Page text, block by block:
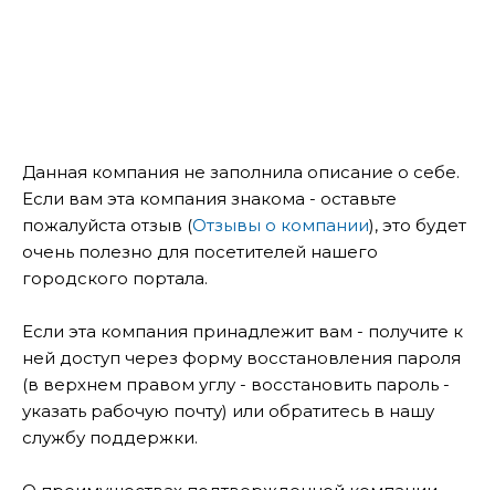
Данная компания не заполнила описание о себе.
Если вам эта компания знакома - оставьте
пожалуйста отзыв (Отзывы о компании), это будет
очень полезно для посетителей нашего
городского портала.
Если эта компания принадлежит вам - получите к
ней доступ через форму восстановления пароля
(в верхнем правом углу - восстановить пароль -
указать рабочую почту) или обратитесь в нашу
службу поддержки.